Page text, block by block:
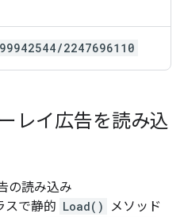
2247696110
レイ広告を読み込
の読み込み
スで静的 Load()
メソッド